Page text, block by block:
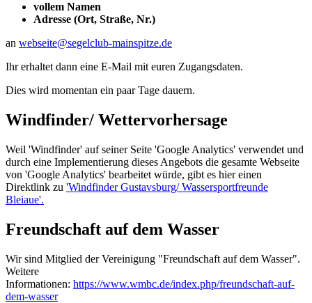
vollem Namen
Adresse (Ort, Straße, Nr.)
an webseite@segelclub-mainspitze.de
Ihr erhaltet dann eine E-Mail mit euren Zugangsdaten.
Dies wird momentan ein paar Tage dauern.
Windfinder/ Wettervorhersage
Weil 'Windfinder' auf seiner Seite 'Google Analytics' verwendet und
durch eine Implementierung dieses Angebots die gesamte Webseite
von 'Google Analytics' bearbeitet würde, gibt es hier einen
Direktlink zu 'Windfinder Gustavsburg/ Wassersportfreunde
Bleiaue'.
Freundschaft auf dem Wasser
Wir sind Mitglied der Vereinigung "Freundschaft auf dem Wasser".
Weitere
Informationen: https://www.wmbc.de/index.php/freundschaft-auf-
dem-wasser